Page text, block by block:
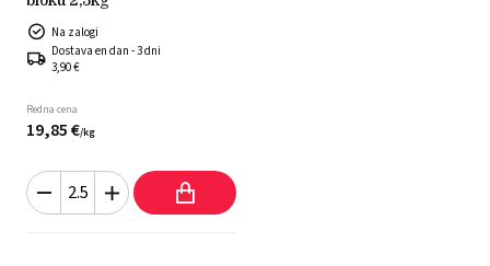
Na zalogi
Dostava en dan - 3 dni
3,90 €
Redna cena
19,85€/kg